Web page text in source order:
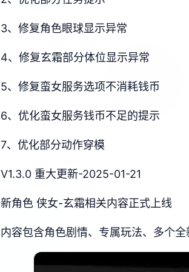
3、修复角色眼球显示异常
4、修复玄霜部分体位显示异常
5、修复蛮女服务选项不消耗钱币
6、优化蛮女服务钱币不足的提示
7、优化部分动作穿模
V1.3.0 重大更新-2025-01-21
新角色 侠女-玄霜相关内容正式上线
内容包含角色剧情、专属玩法、多个